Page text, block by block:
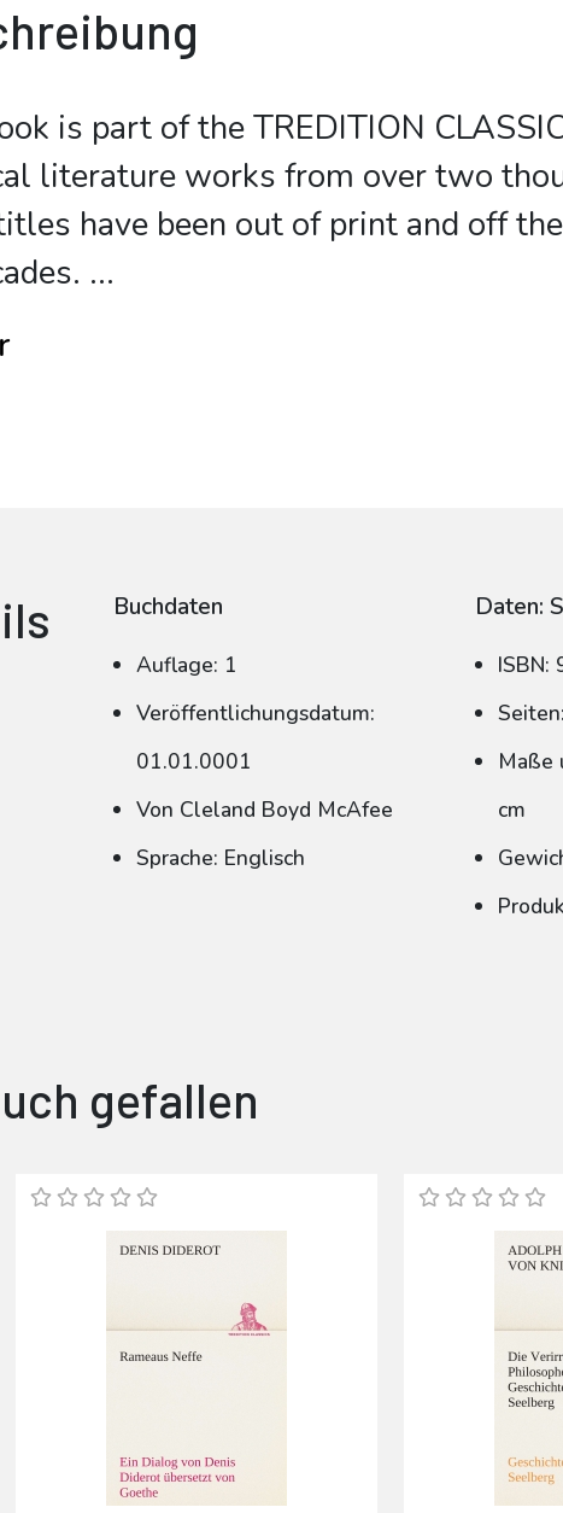
is part of the TREDITION
literature works from over two
have been out of print and off
...
Buchdaten
Auflage: 1
Veröffentlichungsdatum:
01.01.0001
Von Cleland Boyd McAfee
Sprache: Englisch
Daten:
Maße
cm
gefallen